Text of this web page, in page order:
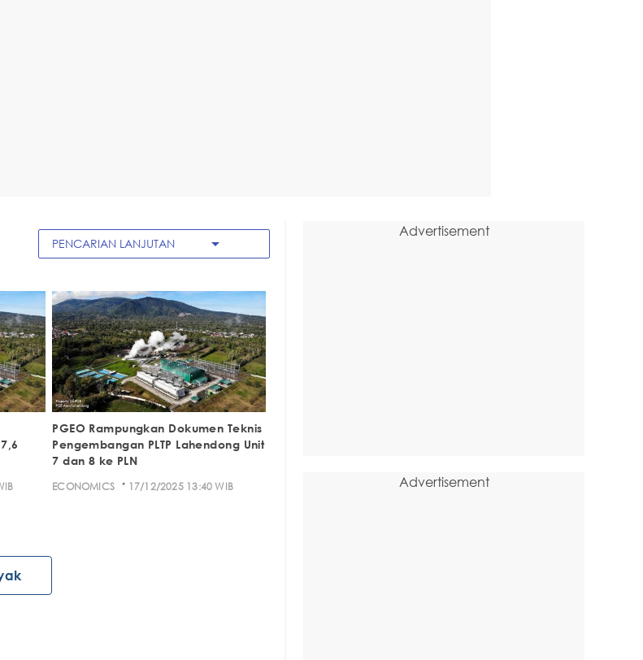
PENCARIAN LANJUTAN arrow_drop_down
PGEO Rampungkan Dokumen Teknis
Pengembangan PLTP Lahendong Unit
7 dan 8 ke PLN
ECONOMICS · 17/12/2025 13:40 WIB
Advertisement
Advertisement